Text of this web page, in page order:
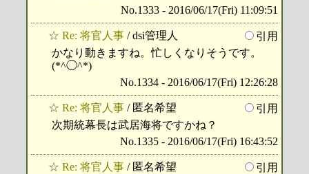
No.1333 - 2016/06/17(Fri) 11:09:51
☆ Re: 将官人事 / dsi管理人
引用
かなり動きますね。忙しくなりそうです。
(*^◯^*)
No.1334 - 2016/06/17(Fri) 12:26:28
☆ Re: 将官人事 / 匿名希望
引用
次期統幕長は武居海将ですかね？
No.1335 - 2016/06/17(Fri) 16:43:52
☆ Re: 将官人事 / 匿名希望
引用